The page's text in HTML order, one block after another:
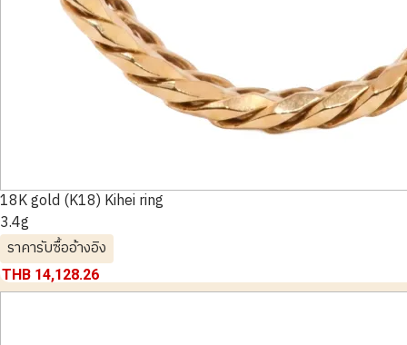
18K gold (K18) Kihei ring
3.4g
ราคารับซื้ออ้างอิง
THB 14,128.26